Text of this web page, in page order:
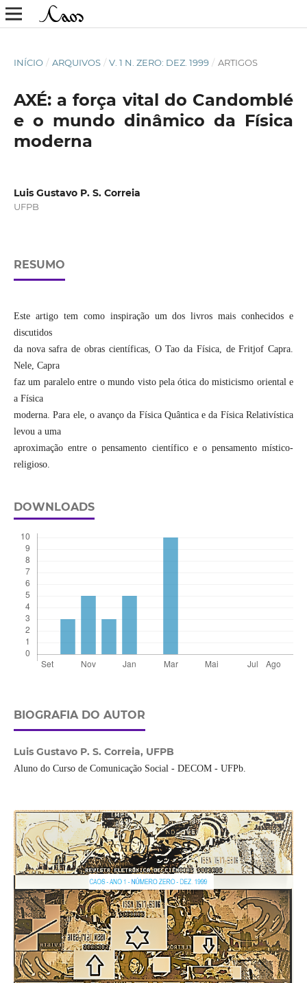
INÍCIO / ARQUIVOS / V. 1 N. ZERO: DEZ. 1999 / ARTIGOS
AXÉ: a força vital do Candomblé
e o mundo dinâmico da Física
moderna
Luis Gustavo P. S. Correia
UFPB
RESUMO
Este artigo tem como inspiração um dos livros mais conhecidos e
discutidos
da nova safra de obras científicas, O Tao da Física, de Fritjof Capra.
Nele, Capra
faz um paralelo entre o mundo visto pela ótica do misticismo oriental e
a Física
moderna. Para ele, o avanço da Física Quântica e da Física Relativística
levou a uma
aproximação entre o pensamento científico e o pensamento místico-
religioso.
DOWNLOADS
BIOGRAFIA DO AUTOR
Luis Gustavo P. S. Correia, UFPB
Aluno do Curso de Comunicação Social - DECOM - UFPb.